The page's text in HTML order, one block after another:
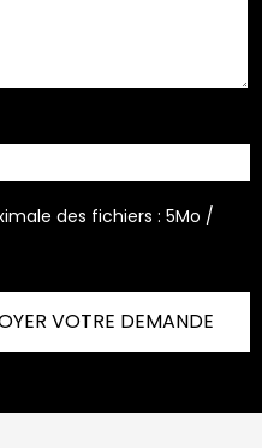
des fichiers : 5Mo /
VOTRE DEMANDE